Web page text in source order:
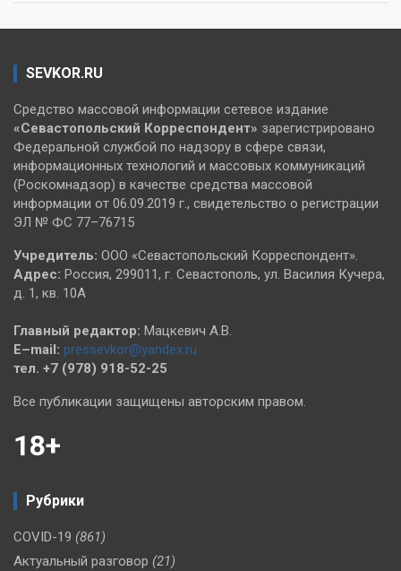
SEVKOR.RU
Средство массовой информации сетевое издание
«Севастопольский Корреспондент» зарегистрировано
Федеральной службой по надзору в сфере связи,
информационных технологий и массовых коммуникаций
(Роскомнадзор) в качестве средства массовой
информации от 06.09.2019 г., свидетельство о регистрации
ЭЛ № ФС 77–76715
Учредитель: ООО «Севастопольский Корреспондент».
Адрес: Россия, 299011, г. Севастополь, ул. Василия Кучера,
д. 1, кв. 10А
Главный редактор: Мацкевич А.В.
E–mail: pressevkor@yandex.ru
тел. +7 (978) 918-52-25
Все публикации защищены авторским правом.
18+
Рубрики
COVID-19 (861)
Актуальный разговор (21)